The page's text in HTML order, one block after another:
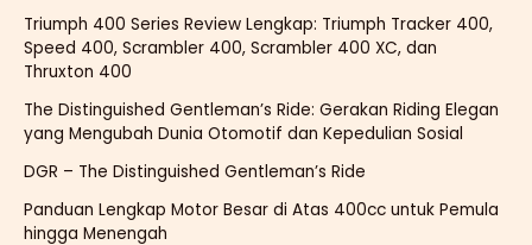
Triumph 400 Series Review Lengkap: Triumph Tracker 400,
Speed 400, Scrambler 400, Scrambler 400 XC, dan
Thruxton 400
The Distinguished Gentleman’s Ride: Gerakan Riding Elegan
yang Mengubah Dunia Otomotif dan Kepedulian Sosial
DGR – The Distinguished Gentleman’s Ride
Panduan Lengkap Motor Besar di Atas 400cc untuk Pemula
hingga Menengah